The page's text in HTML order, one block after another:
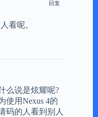
回复
看呢。
么说是炫耀呢?
使用Nexus 4的
码的人看到别人